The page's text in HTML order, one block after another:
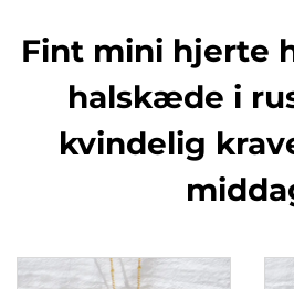
Fint mini hjerte
halskæde i
kvindelig